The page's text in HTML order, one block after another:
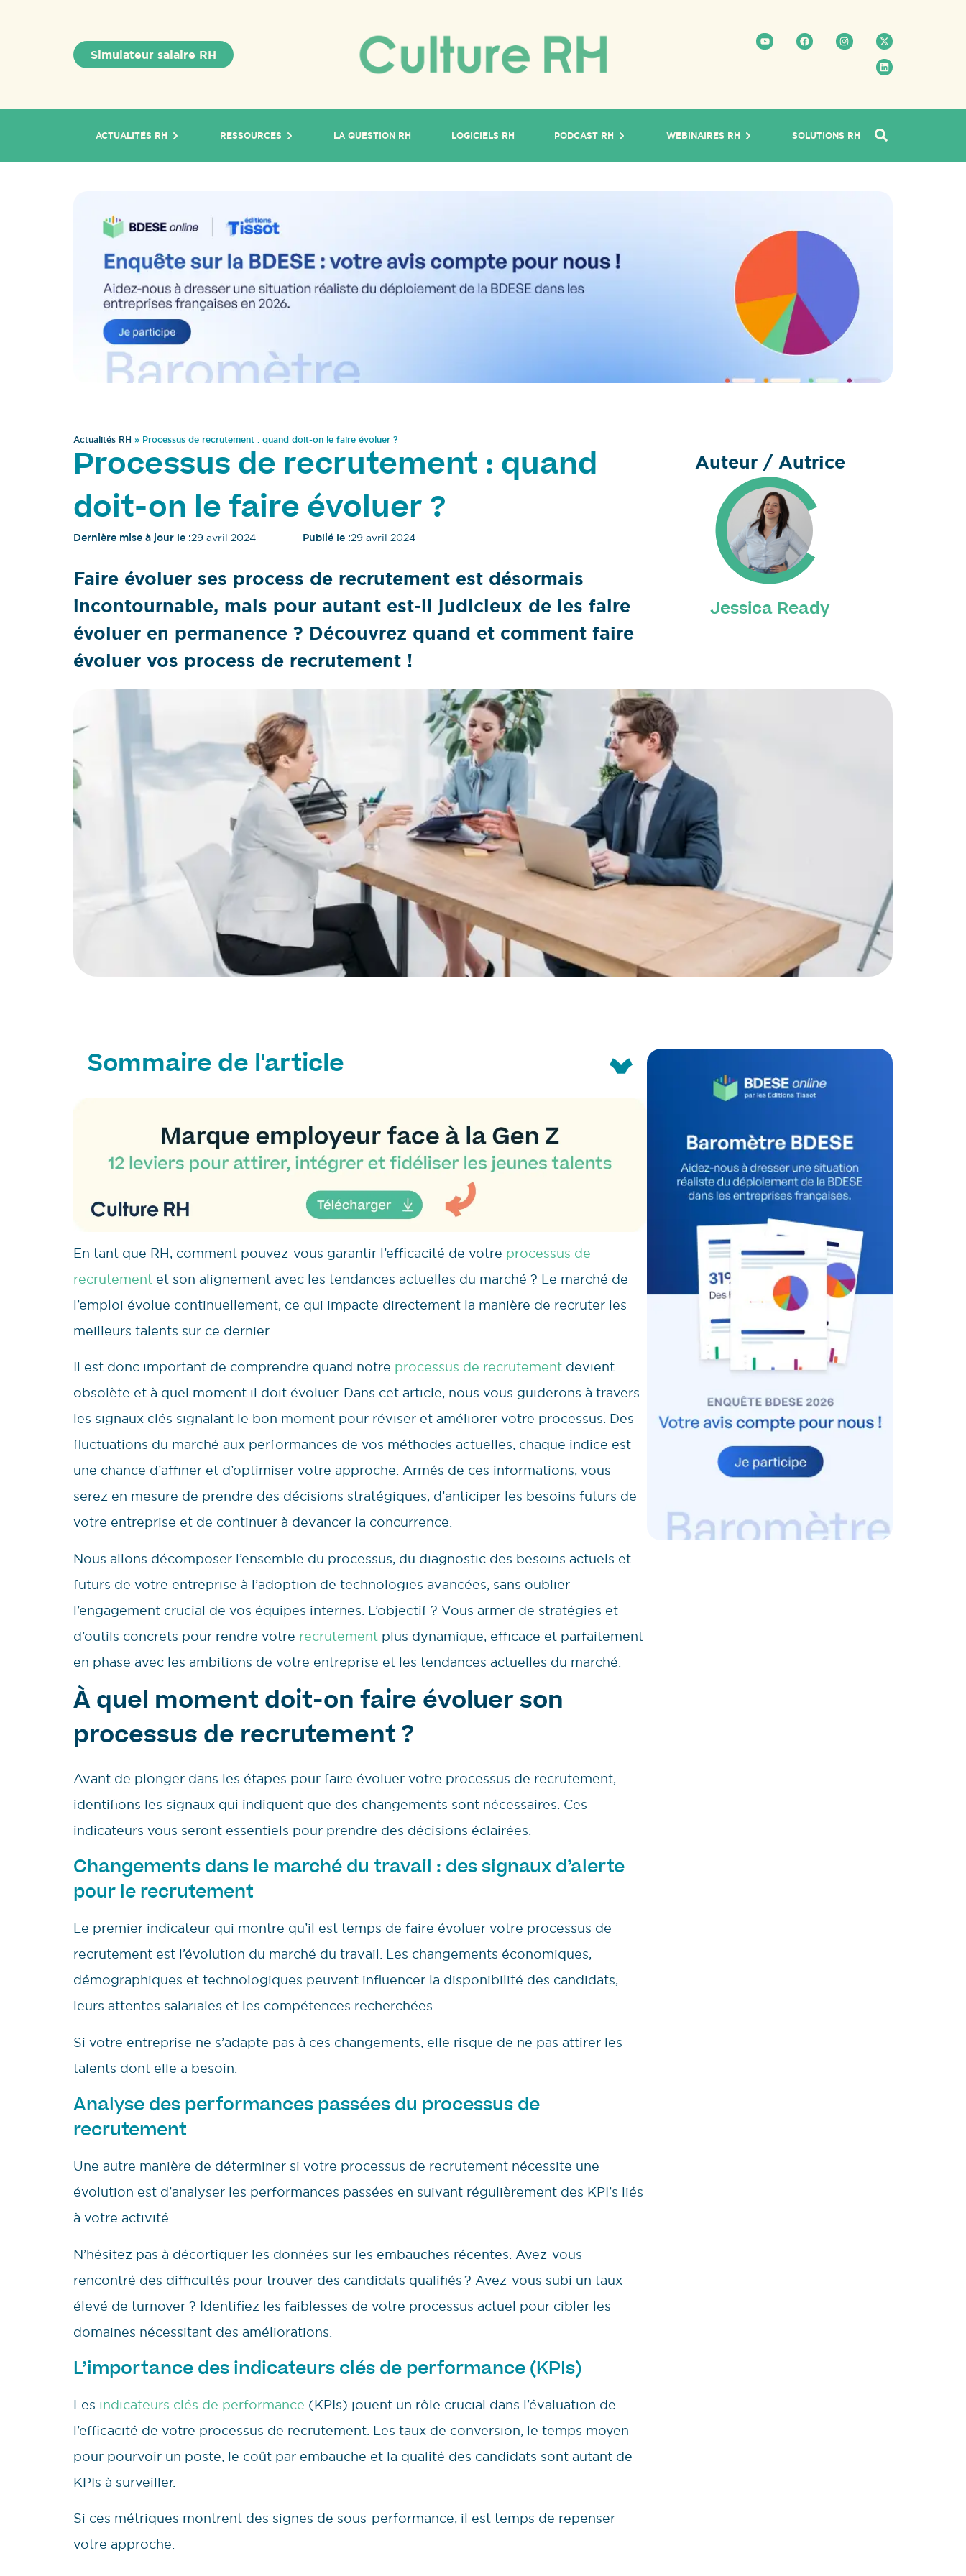
Simulateur salaire RH
ACTUALITÉS RH RESSOURCES LA QUESTION RH LOGICIELS RH PODCAST RH WEBINAIRES RH SOLUTIONS RH
Actualités RH » Processus de recrutement : quand doit-on le faire évoluer ?
Processus de recrutement : quand
doit-on le faire évoluer ?
Dernière mise à jour le :29 avril 2024 Publié le :29 avril 2024
Faire évoluer ses process de recrutement est désormais
incontournable, mais pour autant est-il judicieux de les faire
évoluer en permanence ? Découvrez quand et comment faire
évoluer vos process de recrutement !
Auteur / Autrice
Jessica Ready
Sommaire de l'article
En tant que RH, comment pouvez-vous garantir l’efficacité de votre processus de
recrutement et son alignement avec les tendances actuelles du marché ? Le marché de
l’emploi évolue continuellement, ce qui impacte directement la manière de recruter les
meilleurs talents sur ce dernier.
Il est donc important de comprendre quand notre processus de recrutement devient
obsolète et à quel moment il doit évoluer. Dans cet article, nous vous guiderons à travers
les signaux clés signalant le bon moment pour réviser et améliorer votre processus. Des
fluctuations du marché aux performances de vos méthodes actuelles, chaque indice est
une chance d’affiner et d’optimiser votre approche. Armés de ces informations, vous
serez en mesure de prendre des décisions stratégiques, d’anticiper les besoins futurs de
votre entreprise et de continuer à devancer la concurrence.
Nous allons décomposer l’ensemble du processus, du diagnostic des besoins actuels et
futurs de votre entreprise à l’adoption de technologies avancées, sans oublier
l’engagement crucial de vos équipes internes. L’objectif ? Vous armer de stratégies et
d’outils concrets pour rendre votre recrutement plus dynamique, efficace et parfaitement
en phase avec les ambitions de votre entreprise et les tendances actuelles du marché.
À quel moment doit-on faire évoluer son
processus de recrutement ?
Avant de plonger dans les étapes pour faire évoluer votre processus de recrutement,
identifions les signaux qui indiquent que des changements sont nécessaires. Ces
indicateurs vous seront essentiels pour prendre des décisions éclairées.
Changements dans le marché du travail : des signaux d’alerte
pour le recrutement
Le premier indicateur qui montre qu’il est temps de faire évoluer votre processus de
recrutement est l’évolution du marché du travail. Les changements économiques,
démographiques et technologiques peuvent influencer la disponibilité des candidats,
leurs attentes salariales et les compétences recherchées.
Si votre entreprise ne s’adapte pas à ces changements, elle risque de ne pas attirer les
talents dont elle a besoin.
Analyse des performances passées du processus de
recrutement
Une autre manière de déterminer si votre processus de recrutement nécessite une
évolution est d’analyser les performances passées en suivant régulièrement des KPI’s liés
à votre activité.
N’hésitez pas à décortiquer les données sur les embauches récentes. Avez-vous
rencontré des difficultés pour trouver des candidats qualifiés ? Avez-vous subi un taux
élevé de turnover ? Identifiez les faiblesses de votre processus actuel pour cibler les
domaines nécessitant des améliorations.
L’importance des indicateurs clés de performance (KPIs)
Les indicateurs clés de performance (KPIs) jouent un rôle crucial dans l’évaluation de
l’efficacité de votre processus de recrutement. Les taux de conversion, le temps moyen
pour pourvoir un poste, le coût par embauche et la qualité des candidats sont autant de
KPIs à surveiller.
Si ces métriques montrent des signes de sous-performance, il est temps de repenser
votre approche.